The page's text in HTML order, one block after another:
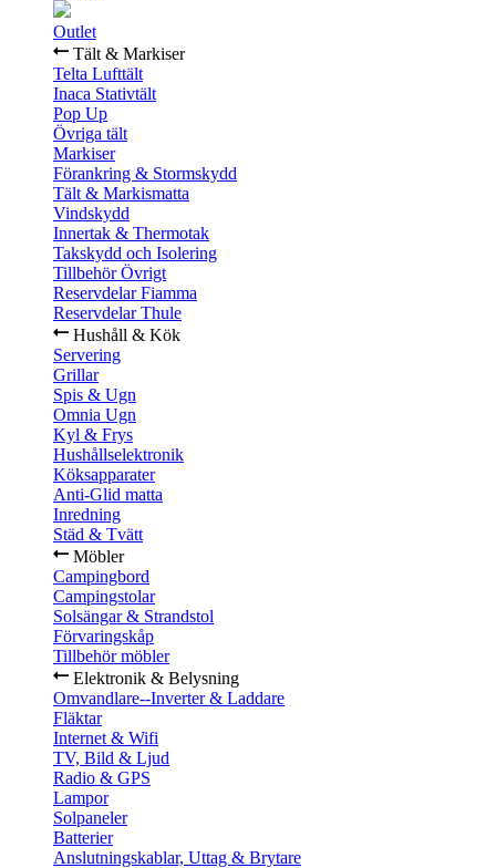
Outlet
Tält & Markiser
Telta Lufttält
Inaca Stativtält
Pop Up
Övriga tält
Markiser
Förankring & Stormskydd
Tält & Markismatta
Vindskydd
Innertak & Thermotak
Takskydd och Isolering
Tillbehör Övrigt
Reservdelar Fiamma
Reservdelar Thule
Hushåll & Kök
Servering
Grillar
Spis & Ugn
Omnia Ugn
Kyl & Frys
Hushållselektronik
Köksapparater
Anti-Glid matta
Inredning
Städ & Tvätt
Möbler
Campingbord
Campingstolar
Solsängar & Strandstol
Förvaringskåp
Tillbehör möbler
Elektronik & Belysning
Omvandlare--Inverter & Laddare
Fläktar
Internet & Wifi
TV, Bild & Ljud
Radio & GPS
Lampor
Solpaneler
Batterier
Anslutningskablar, Uttag & Brytare